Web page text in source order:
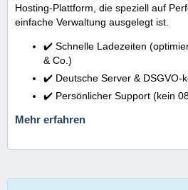
Hosting-Plattform, die speziell auf
einfache Verwaltung ausgelegt ist.
✔️ Schnelle Ladezeiten
& Co.)
✔️ Deutsche Server & DSGVO-
✔️ Persönlicher Support (kein
Mehr erfahren